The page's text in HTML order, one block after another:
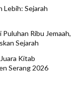
KH.
13 tahun 1938 di
di Palembang
yang hadir
Lebih: Sejarah
Ribu Jemaah,
Sejarah
Kitab
Serang 2026